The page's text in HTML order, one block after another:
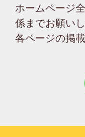
ホームページ
係までお願い
各ページの掲